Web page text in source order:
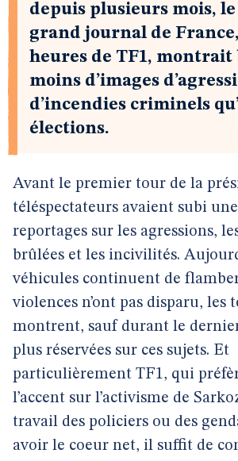
depuis plusieurs mois,
grand journal de
heures de TF1, montrait
moins d’images
d’incendies criminels
élections.
Avant le premier tour de la
téléspectateurs avaient subi
reportages sur les agressions,
brûlées et les incivilités.
véhicules continuent de
violences n’ont pas disparu, les
montrent, sauf durant le
plus réservées sur ces sujets. Et
particulièrement TF1, qui
l’accent sur l’activisme de
travail des policiers ou des
avoir le coeur net, il suffit de